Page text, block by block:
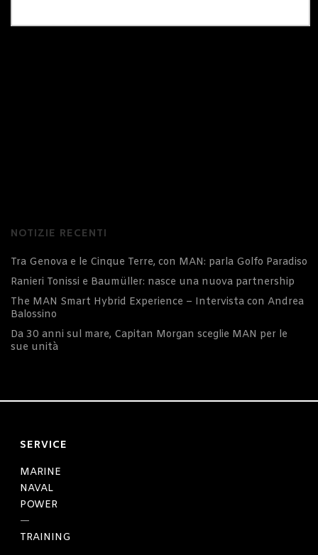
NOTIZIE RECENTI
Tra Genova e le Cinque Terre, con MAN: parla Golfo Paradiso
Ranieri Tonissi e Baumüller: nasce una nuova partnership
The MAN Smart Hybrid Experience – Intervista con Andrea
Balossino
Da 30 anni sul mare, Capitan Morgan sceglie MAN per le
sue unità
SERVICE
MARINE
NAVAL
POWER
—
TRAINING